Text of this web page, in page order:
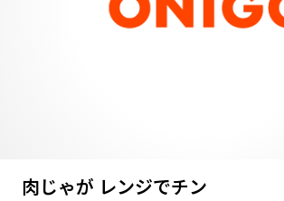
肉じゃが レンジでチン